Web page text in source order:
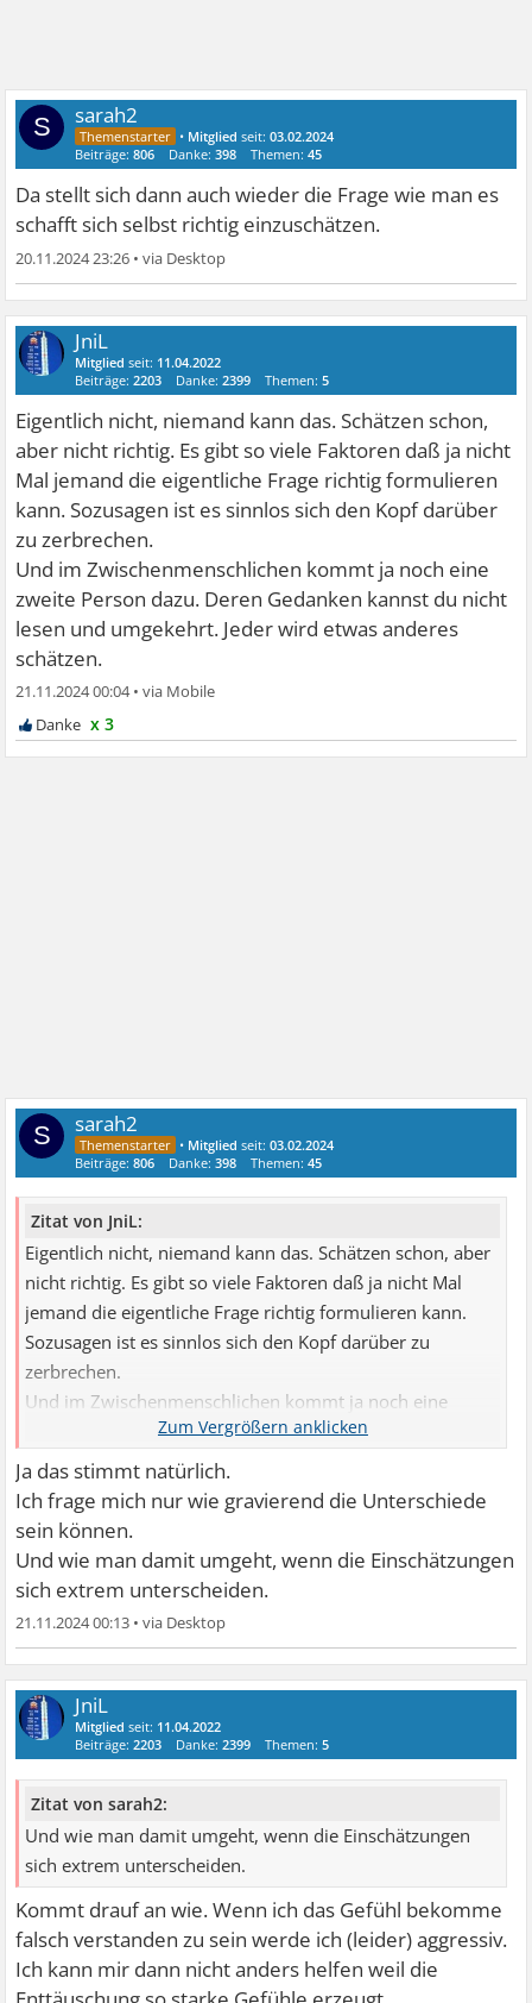
S sarah2
• Mitglied seit:03.02.2024
Beiträge:806 Danke:398 Themen:45
Da stellt sich dann auch wieder die Frage wie man es
schafft sich selbst richtig einzuschätzen.
20.11.2024 23:26 •
JniL
Mitglied seit: 11.04.2022
Beiträge:2203 Danke:2399 Themen:5
Eigentlich nicht, niemand kann das. Schätzen schon,
aber nicht richtig. Es gibt so viele Faktoren daß ja nicht
Mal jemand die eigentliche Frage richtig formulieren
kann. Sozusagen ist es sinnlos sich den Kopf darüber
zu zerbrechen.
Und im Zwischenmenschlichen kommt ja noch eine
zweite Person dazu. Deren Gedanken kannst du nicht
lesen und umgekehrt. Jeder wird etwas anderes
schätzen.
21.11.2024 00:04•
x 3
S sarah2
• Mitglied seit:03.02.2024
Beiträge:806 Danke:398 Themen:45
Zitat von JniL:
Eigentlich nicht, niemand kann das. Schätzen schon, aber
nicht richtig. Es gibt so viele Faktoren daß ja nicht Mal
jemand die eigentliche Frage richtig formulieren kann.
Sozusagen ist es sinnlos sich den Kopf darüber zu
zerbrechen.
Und im Zwischenmenschlichen kommt ja noch eine
zweite Person dazu. Deren Gedanken kannst du nicht
lesen und umgekehrt. Jeder wird etwas anderes schätzen.
Ja das stimmt natürlich.
Ich frage mich nur wie gravierend die Unterschiede
sein können.
Und wie man damit umgeht, wenn die Einschätzungen
sich extrem unterscheiden.
21.11.2024 00:13 •
JniL
Mitglied seit: 11.04.2022
Beiträge:2203 Danke:2399 Themen:5
Zitat von sarah2:
Und wie man damit umgeht, wenn die Einschätzungen
sich extrem unterscheiden.
Kommt drauf an wie. Wenn ich das Gefühl bekomme
falsch verstanden zu sein werde ich (leider) aggressiv.
Ich kann mir dann nicht anders helfen weil die